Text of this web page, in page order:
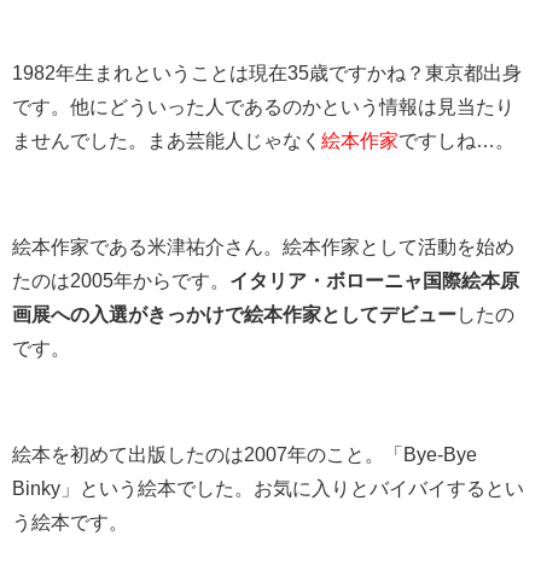
1982年生まれということは現在35歳ですかね？東京都出身
です。他にどういった人であるのかという情報は見当たり
ませんでした。まあ芸能人じゃなく 絵本作家ですしね…。
絵本作家である米津祐介さん。絵本作家として活動を始め
たのは2005年からです。 イタリア・ボローニャ国際絵本原
画展への入選がきっかけで絵本作家としてデビューしたの
です。
絵本を初めて出版したのは2007年のこと。「Bye-Bye
Binky」という絵本でした。お気に入りとバイバイするとい
う絵本です。